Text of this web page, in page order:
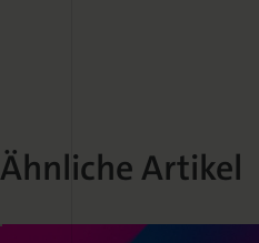
Ähnliche Artikel